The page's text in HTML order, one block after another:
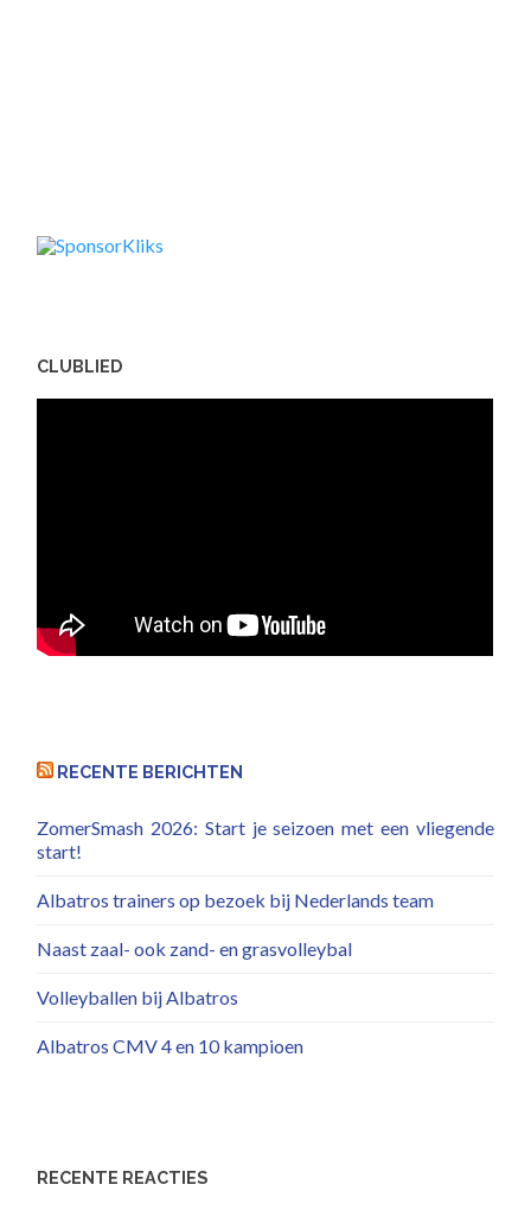
CLUBLIED
RECENTE BERICHTEN
ZomerSmash 2026: Start je seizoen met een vliegende
start!
Albatros trainers op bezoek bij Nederlands team
Naast zaal- ook zand- en grasvolleybal
Volleyballen bij Albatros
Albatros CMV 4 en 10 kampioen
RECENTE REACTIES